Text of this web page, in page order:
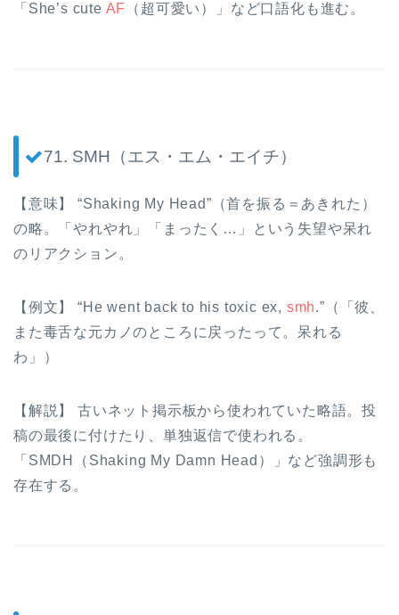
「She’s cute AF （超可愛い）」など口語化も進む。
71. SMH（エス・エム・エイチ）
【意味】 “Shaking My Head”（首を振る＝あきれた）
の略。「やれやれ」「まったく…」という失望や呆れ
のリアクション。
【例文】 “He went back to his toxic ex, smh.”（「彼、
また毒舌な元カノのところに戻ったって。呆れる
わ」）
【解説】 古いネット掲示板から使われていた略語。投
稿の最後に付けたり、単独返信で使われる。
「SMDH（Shaking My Damn Head）」など強調形も
存在する。